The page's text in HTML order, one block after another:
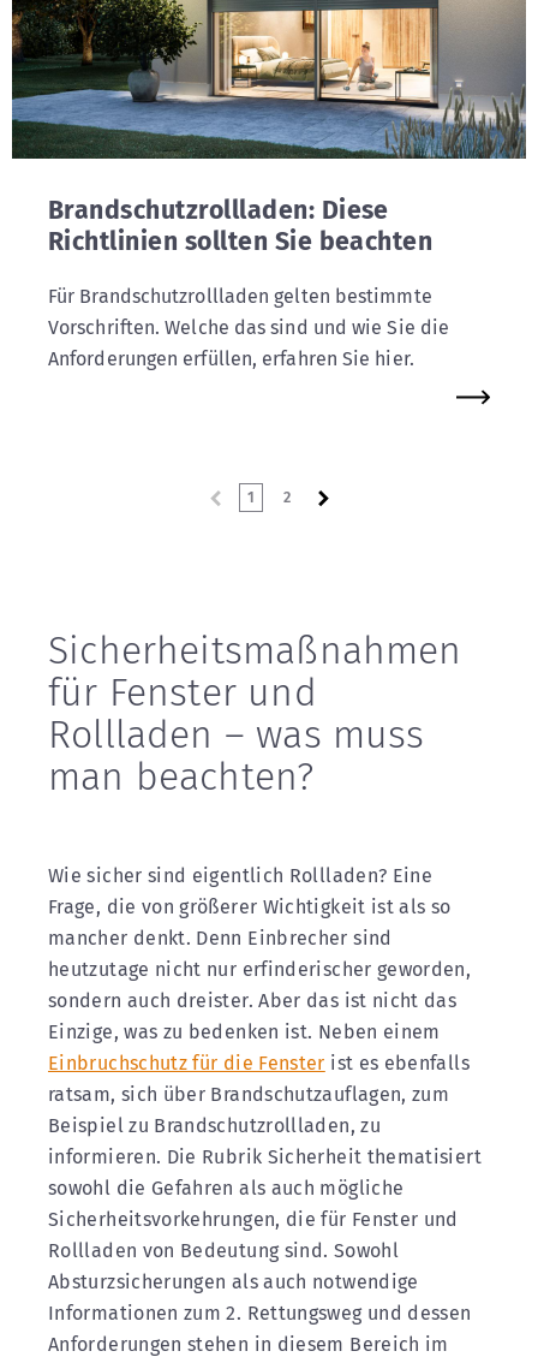
Brandschutzrollladen: Diese
Richtlinien sollten Sie beachten
Für Brandschutzrollladen gelten bestimmte
Vorschriften. Welche das sind und wie Sie die
Anforderungen erfüllen, erfahren Sie hier.
1 2
Sicherheitsmaßnahmen
für Fenster und
Rollladen – was muss
man beachten?
Wie sicher sind eigentlich Rollladen? Eine
Frage, die von größerer Wichtigkeit ist als so
mancher denkt. Denn Einbrecher sind
heutzutage nicht nur erfinderischer geworden,
sondern auch dreister. Aber das ist nicht das
Einzige, was zu bedenken ist. Neben einem
Einbruchschutz für die Fenster ist es ebenfalls
ratsam, sich über Brandschutzauflagen, zum
Beispiel zu Brandschutzrollladen, zu
informieren. Die Rubrik Sicherheit thematisiert
sowohl die Gefahren als auch mögliche
Sicherheitsvorkehrungen, die für Fenster und
Rollladen von Bedeutung sind. Sowohl
Absturzsicherungen als auch notwendige
Informationen zum 2. Rettungsweg und dessen
Anforderungen stehen in diesem Bereich im